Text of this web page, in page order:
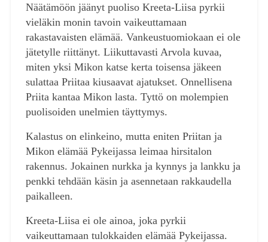
Näätämöön jäänyt puoliso Kreeta-Liisa pyrkii
vieläkin monin tavoin vaikeuttamaan
rakastavaisten elämää. Vankeustuomiokaan ei ole
jätetylle riittänyt. Liikuttavasti Arvola kuvaa,
miten yksi Mikon katse kerta toisensa jäkeen
sulattaa Priitaa kiusaavat ajatukset. Onnellisena
Priita kantaa Mikon lasta. Tyttö on molempien
puolisoiden unelmien täyttymys.
Kalastus on elinkeino, mutta eniten Priitan ja
Mikon elämää Pykeijassa leimaa hirsitalon
rakennus. Jokainen nurkka ja kynnys ja lankku ja
penkki tehdään käsin ja asennetaan rakkaudella
paikalleen.
Kreeta-Liisa ei ole ainoa, joka pyrkii
vaikeuttamaan tulokkaiden elämää Pykeijassa.